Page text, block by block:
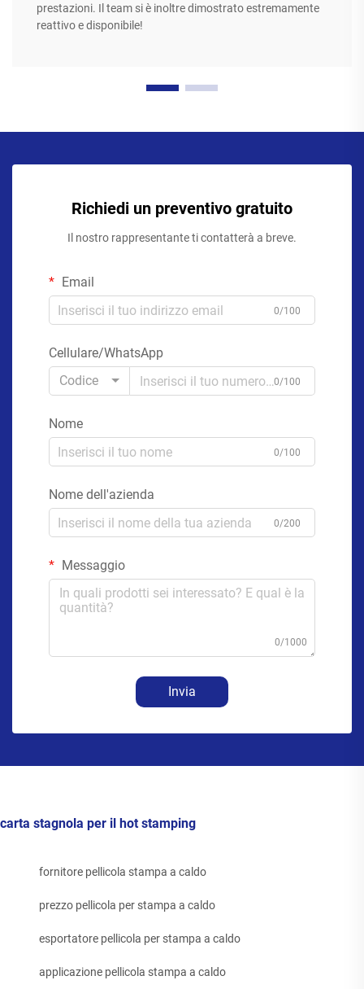
prestazioni. Il team si è inoltre dimostrato estremamente
reattivo e disponibile!
Richiedi un preventivo gratuito
Il nostro rappresentante ti contatterà a breve.
Email
0/100
Cellulare/WhatsApp
Codice
0/100
Nome
0/100
Nome dell'azienda
0/200
Messaggio
0/1000
Invia
carta stagnola per il hot stamping
fornitore pellicola stampa a caldo
prezzo pellicola per stampa a caldo
esportatore pellicola per stampa a caldo
applicazione pellicola stampa a caldo